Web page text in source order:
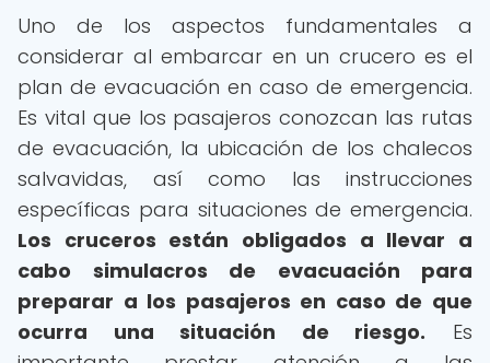
Uno de los aspectos fundamentales a
considerar al embarcar en un crucero es el
plan de evacuación en caso de emergencia.
Es vital que los pasajeros conozcan las rutas
de evacuación, la ubicación de los chalecos
salvavidas, así como las instrucciones
específicas para situaciones de emergencia.
Los cruceros están obligados a llevar a
cabo simulacros de evacuación para
preparar a los pasajeros en caso de que
ocurra una situación de riesgo. Es